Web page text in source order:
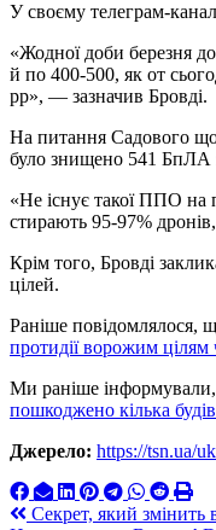
У своєму телеграм-
«Жодної доби березня
й по 400-500, як от
рр», — зазначив Бровді.
На питання Садового
було знищено 541 БпЛА
«Не існує такої ППО на
стирають 95-97%
Крім того, Бровді
цілей.
Раніше повідомлялося,
протидії ворожим цілям
Ми раніше
пошкоджено кілька
Джерело: https://tsn.ua/
Навигация
Секрет, який змінить